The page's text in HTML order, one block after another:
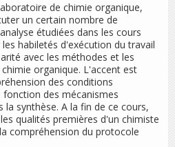
de chimie organique,
un certain nombre de
étudiées dans les cours
habiletés d'exécution du travail
avec les méthodes et les
organique. L'accent est
des conditions
des mécanismes
la synthèse. A la fin de ce cours,
qualités premières d'un chimiste
compréhension du protocole